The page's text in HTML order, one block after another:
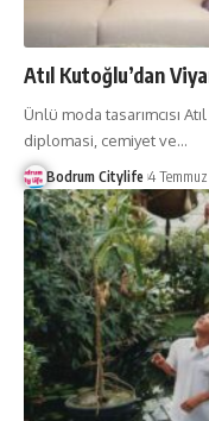
Atıl Kutoğlu’dan
Ünlü moda tasarımcısı
diplomasi, cemiyet ve…
Bodrum Citylife 4